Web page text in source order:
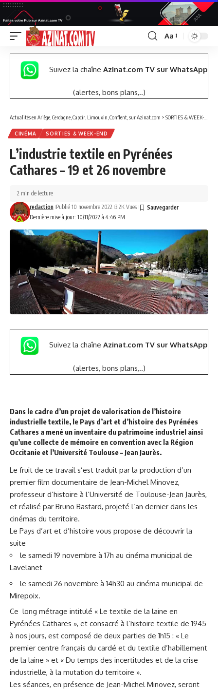
Font
Resizer
Aa
Suivez la chaîne Azinat.com TV sur WhatsApp
(alertes, bons plans,..)
Actualités en Ariège, Cerdagne, Capcir, Limouxin, Conflent, sur Azinat.com > SORTIES & WEEK-END
CINÉMA SORTIES & WEEK-END
L’industrie textile en Pyrénées
Cathares – 19 et 26 novembre
Dernière mise à jour: 10/11/2022 à 4:46 PM
redaction Publié 10 novembre 2022 3.2K Vues
2 min de lecture
Suivez la chaîne Azinat.com TV sur WhatsApp
(alertes, bons plans,..)
Dans le cadre d’un projet de valorisation de l’histoire
industrielle textile, le Pays d’art et d’histoire des Pyrénées
Cathares a mené un inventaire du patrimoine industriel ainsi
qu’une collecte de mémoire en convention avec la Région
Occitanie et l’Université Toulouse – Jean Jaurès.
Le fruit de ce travail s’est traduit par la production d’un
premier film documentaire de Jean-Michel Minovez,
professeur d’histoire à l’Université de Toulouse-Jean Jaurès,
et réalisé par Bruno Bastard, projeté l’an dernier dans les
cinémas du territoire.
Le Pays d’art et d’histoire vous propose de découvrir la
suite
le samedi 19 novembre à 17h au cinéma municipal de
Lavelanet
le samedi 26 novembre à 14h30 au cinéma municipal de
Mirepoix.
Ce long métrage intitulé « Le textile de la laine en
Pyrénées Cathares », et consacré à l’histoire textile de 1945
à nos jours, est composé de deux parties de 1h15 : « Le
premier centre français du cardé et du textile d’habillement
de la laine » et « Du temps des incertitudes et de la crise
industrielle, à la mutation du territoire ».
Les séances, en présence de Jean-Michel Minovez, seront